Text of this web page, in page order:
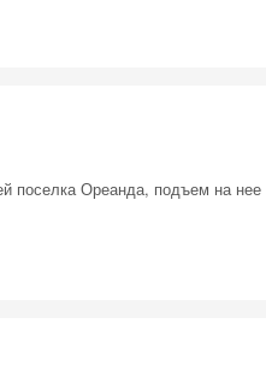
поселка Ореанда, подъем на